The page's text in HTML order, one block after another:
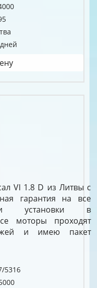
VI 1.8 D из Литвы с
гарантия на все
установки в
моторы проходят
и имею пакет
5316